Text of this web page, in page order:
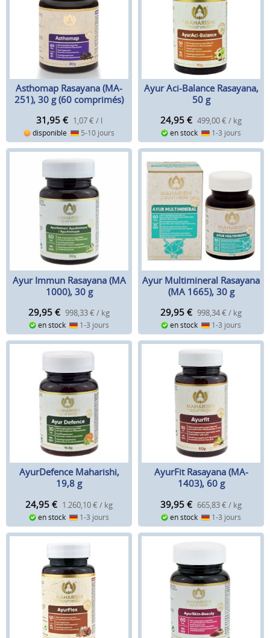
Asthomap Rasayana (MA-
251), 30 g (60 comprimés)
31,95 € 1,07 € / l
disponible 5-10 jours
Ayur Aci-Balance Rasayana,
50 g
24,95 € 499,00 € / kg
en stock 1-3 jours
Ayur Immun Rasayana (MA
1000), 30 g
29,95 € 998,33 € / kg
en stock 1-3 jours
Ayur Multimineral Rasayana
(MA 1665), 30 g
29,95 € 998,34 € / kg
en stock 1-3 jours
AyurDefence Maharishi,
19,8 g
24,95 € 1.260,10 € / kg
en stock 1-3 jours
AyurFit Rasayana (MA-
1403), 60 g
39,95 € 665,83 € / kg
en stock 1-3 jours